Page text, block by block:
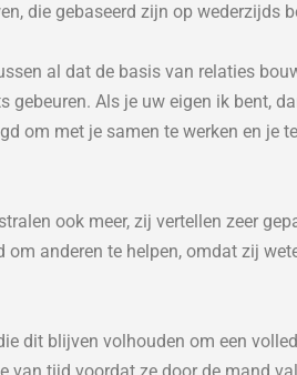
die gebaseerd zijn op wederzijds
al dat de basis van relaties
gebeuren. Als je uw eigen ik bent,
om met je samen te werken en je
ook meer, zij vertellen zeer
om anderen te helpen, omdat zij
dit blijven volhouden om een